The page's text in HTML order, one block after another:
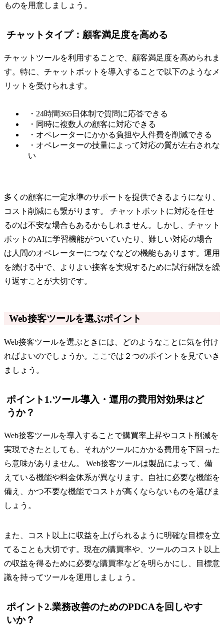
ものを用意しましょう。
チャットタイプ：顧客満足度を高める
チャットツールを利用することで、顧客満足度を高められま
す。特に、チャットボットを導入することで以下のようなメ
リットを受けられます。
・24時間365日体制で質問に応答できる
・同時に複数人の顧客に対応できる
・オペレーターにかかる負担や人件費を削減できる
・オペレーターの技量によって対応の質が左右されな
い
多くの顧客に一定水準のサポートを提供できるようになり、
コスト削減にも繋がります。 チャットボットに対応を任せ
るのは不安な場合もあるかもしれません。しかし、チャット
ボットのAIに学習機能がついていたり、難しい対応の場合
は人間のオペレーターにつなぐなどの機能もあります。運用
を続ける中で、よりよい接客を実現するために試行錯誤を繰
り返すことが大切です。
Web接客ツールを選ぶポイント
Web接客ツールを選ぶときには、どのようなことに気を付け
ればよいのでしょうか。ここでは２つのポイントを見ていき
ましょう。
ポイント1.ツール導入・運用の費用対効果はど
うか？
Web接客ツールを導入することで購買率上昇やコスト削減を
実現できたとしても、それがツールにかかる費用を下回った
ら意味がありません。 Web接客ツールは製品によって、備
えている機能や料金体系が異なります。自社に必要な機能を
備え、かつ不要な機能でコストが高くならないものを選びま
しょう。
また、コスト以上に収益を上げられるように明確な目標を立
てることも大切です。現在の購買率や、ツールのコスト以上
の収益を得るために必要な購買率などを明らかにし、目標意
識を持ってツールを運用しましょう。
ポイント2.業務改善のためのPDCAを回しやす
いか？